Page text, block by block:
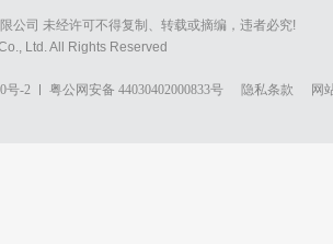
公司 未经许可不得复制、转载或摘编，违者必究!
Ltd. All Rights Reserved
号-2 粤公网安备 44030402000833号 隐私条款 网